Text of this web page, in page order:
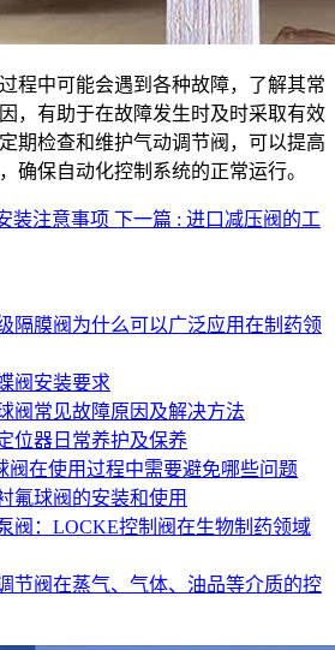
程中可能会遇到各种故障，了解其常
，有助于在故障发生时及时采取有效
期检查和维护气动调节阀，可以提高
确保自动化控制系统的正常运行。
装注意事项 下一篇 : 进口减压阀的工
隔膜阀为什么可以广泛应用在制药领
阀安装要求
阀常见故障原因及解决方法
位器日常养护及保养
阀在使用过程中需要避免哪些问题
氟球阀的安装和使用
阀：LOCKE控制阀在生物制药领域
节阀在蒸气、气体、油品等介质的控